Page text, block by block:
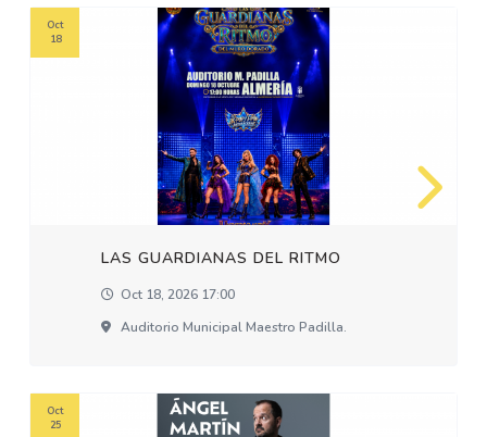
LAS GUARDIANAS DEL RITMO
Oct 18, 2026 17:00
Auditorio Municipal Maestro Padilla.
Oct
18
Oct
25